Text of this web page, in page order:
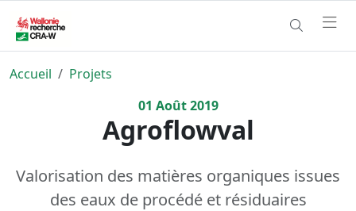
Accueil
Projets
01 Août2019
Agroflowval
Valorisation des matières organiques issues
des eaux de procédé et résiduaires